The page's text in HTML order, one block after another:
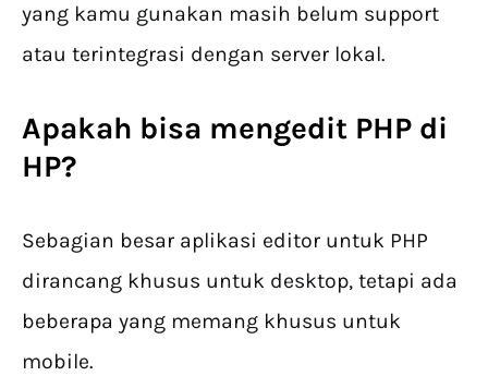
yang kamu gunakan masih belum support
atau terintegrasi dengan server lokal.
Apakah bisa mengedit PHP di
HP?
Sebagian besar aplikasi editor untuk PHP
dirancang khusus untuk desktop, tetapi ada
beberapa yang memang khusus untuk
mobile.